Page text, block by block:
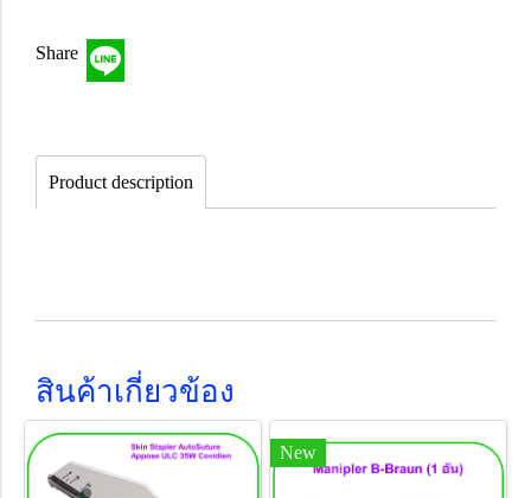
Share
Product description
สินค้าเกี่ยวข้อง
New